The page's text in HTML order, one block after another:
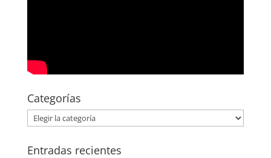
Categorías
Categorías
Entradas recientes